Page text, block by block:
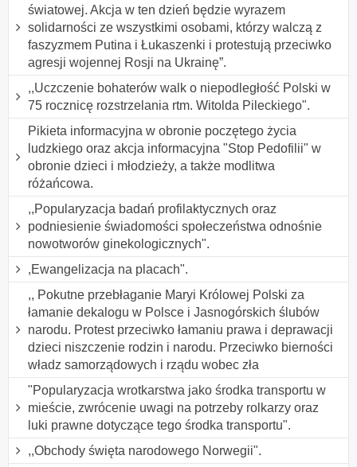
światowej. Akcja w ten dzień będzie wyrazem
solidarności ze wszystkimi osobami, którzy walczą z
faszyzmem Putina i Łukaszenki i protestują przeciwko
agresji wojennej Rosji na Ukrainę”.
,,Uczczenie bohaterów walk o niepodległość Polski w
75 rocznicę rozstrzelania rtm. Witolda Pileckiego".
Pikieta informacyjna w obronie poczętego życia
ludzkiego oraz akcja informacyjna "Stop Pedofilii" w
obronie dzieci i młodzieży, a także modlitwa
różańcowa.
,,Popularyzacja badań profilaktycznych oraz
podniesienie świadomości społeczeństwa odnośnie
nowotworów ginekologicznych".
,Ewangelizacja na placach".
,, Pokutne przebłaganie Maryi Królowej Polski za
łamanie dekalogu w Polsce i Jasnogórskich ślubów
narodu. Protest przeciwko łamaniu prawa i deprawacji
dzieci niszczenie rodzin i narodu. Przeciwko bierności
władz samorządowych i rządu wobec zła
"Popularyzacja wrotkarstwa jako środka transportu w
mieście, zwrócenie uwagi na potrzeby rolkarzy oraz
luki prawne dotyczące tego środka transportu".
,,Obchody święta narodowego Norwegii".